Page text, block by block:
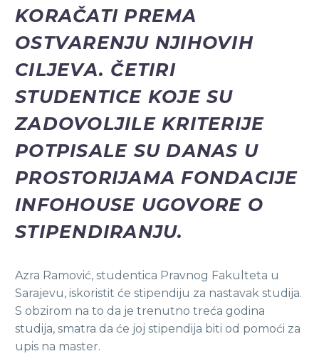
KORAČATI PREMA
OSTVARENJU NJIHOVIH
CILJEVA. ČETIRI
STUDENTICE KOJE SU
ZADOVOLJILE KRITERIJE
POTPISALE SU DANAS U
PROSTORIJAMA FONDACIJE
INFOHOUSE UGOVORE O
STIPENDIRANJU.
Azra Ramović, studentica Pravnog Fakulteta u
Sarajevu, iskoristit će stipendiju za nastavak studija.
S obzirom na to da je trenutno treća godina
studija, smatra da će joj stipendija biti od pomoći za
upis na master.